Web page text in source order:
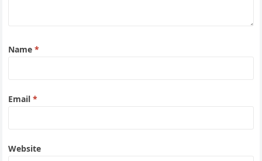
Name*
Email*
Website